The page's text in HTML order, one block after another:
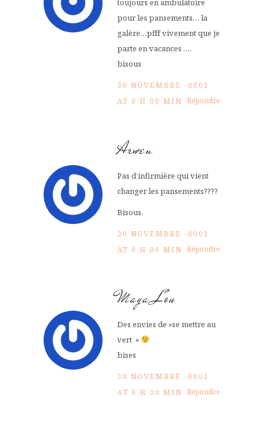
toujours en ambulatoire
pour les pansements… la
galère…pfff vivement que je
parte en vacances ….
bisous
30 NOVEMBRE -0001
AT 0 H 00 MIN Répondre
Arwen
Pas d’infirmière qui vient
changer les pansements????
Bisous.
30 NOVEMBRE -0001
AT 0 H 00 MIN Répondre
Maya Lou
Des envies de »se mettre au
vert »
bises
30 NOVEMBRE -0001
AT 0 H 00 MIN Répondre